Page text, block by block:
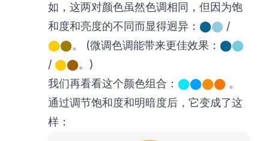
如，这两对颜色虽然色调相同，但因为饱
和度和亮度的不同而显得迥异： ⬤⬤ /
⬤⬤。 (微调色调能带来更佳效果： ⬤⬤
/ ⬤⬤。)
我们再看看这个颜色组合： ⬤⬤⬤⬤ 。
通过调节饱和度和明暗度后，它变成了这
样：